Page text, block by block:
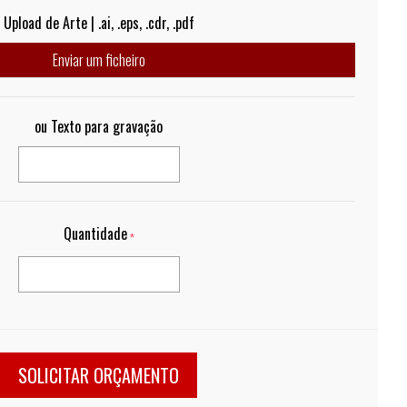
Upload de Arte | .ai, .eps, .cdr, .pdf
Enviar um ficheiro
ou Texto para gravação
Quantidade*
SOLICITAR ORÇAMENTO